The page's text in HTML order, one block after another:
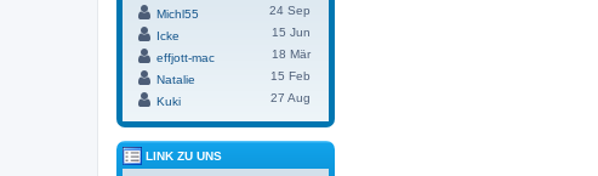
Michl55
24 Sep
Icke
15 Jun
effjott-mac
18 Mär
Natalie
15 Feb
Kuki
27 Aug
LINK ZU UNS